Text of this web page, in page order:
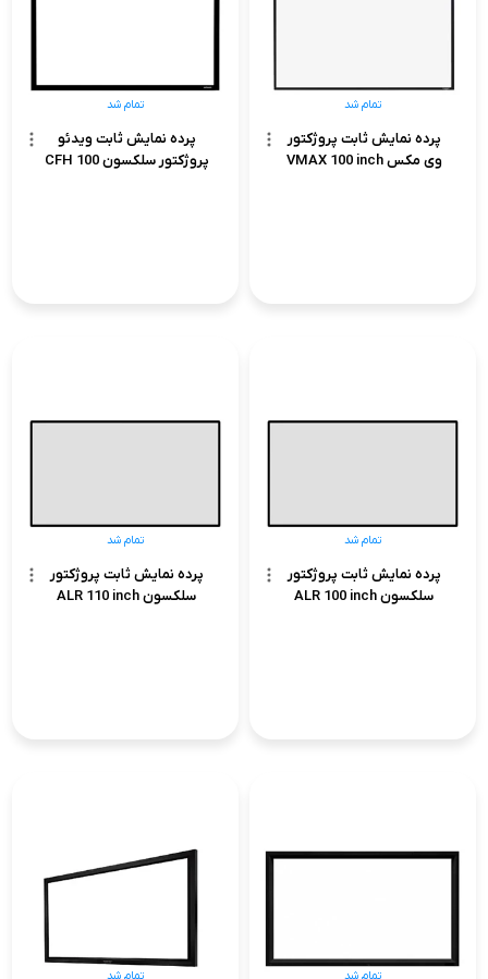
پرده نمایش ثابت پروژکتور
وی مکس VMAX 100 inch
تمام شد
پرده نمایش ثابت ویدئو
پروژکتور سلکسون CFH 100
تمام شد
پرده نمایش ثابت پروژکتور
سلکسون ALR 100 inch
تمام شد
پرده نمایش ثابت پروژکتور
سلکسون ALR 110 inch
تمام شد
تمام شد تمام شد